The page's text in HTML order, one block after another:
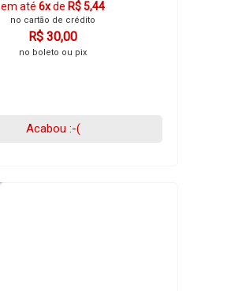
em até6xde R$ 5,44
no cartão de crédito
R$ 30,00
no boleto ou pix
Acabou :-(